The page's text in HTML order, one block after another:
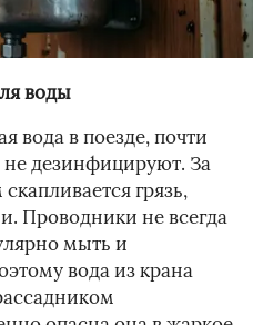
воды
вода в поезде, почти
дезинфицируют. За
грязь,
Проводники не всегда
мыть и
вода из крана